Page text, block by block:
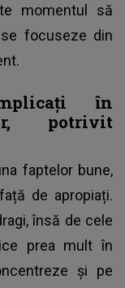
momentul să
focuseze din
în
potrivit
faptelor bune,
de apropiați.
însă de cele
prea mult în
și pe